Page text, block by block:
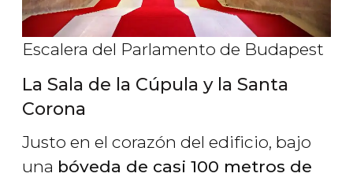
Escalera del Parlamento de Budapest
La Sala de la Cúpula y la Santa
Corona
Justo en el corazón del edificio, bajo
una bóveda de casi 100 metros de